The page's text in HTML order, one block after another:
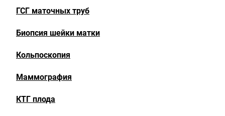
ГСГ маточных труб
Биопсия шейки матки
Кольпоскопия
Маммография
КТГ плода